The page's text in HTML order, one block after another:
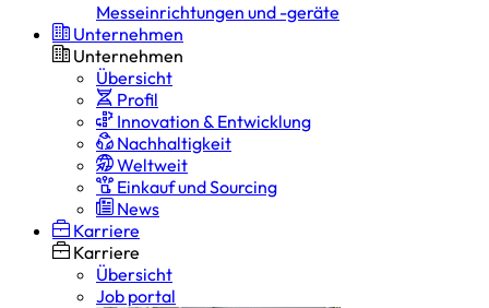
Messeinrichtungen und -geräte
Unternehmen
Unternehmen
Übersicht
Profil
Innovation & Entwicklung
Nachhaltigkeit
Weltweit
Einkauf und Sourcing
News
Karriere
Karriere
Übersicht
Job portal